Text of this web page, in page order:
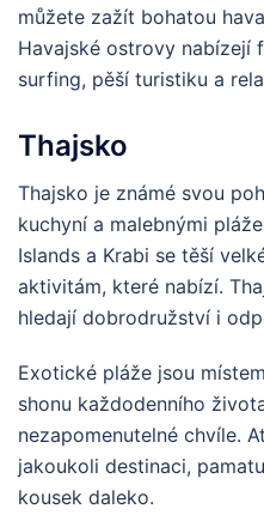
můžete zažít bohatou
Havajské ostrovy nabízejí
surfing, pěší turistiku a
Thajsko
Thajsko je známé svou
kuchyní a malebnými
Islands a Krabi se těší
aktivitám, které nabízí.
hledají dobrodružství i
Exotické pláže jsou
shonu každodenního
nezapomenutelné chvíle.
jakoukoli destinaci,
kousek daleko.